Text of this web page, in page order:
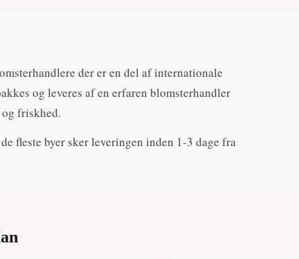
der er en del af internationale
og leveres af en erfaren blomsterhandler
friskhed.
fleste byer sker leveringen inden 1-3 dage fra